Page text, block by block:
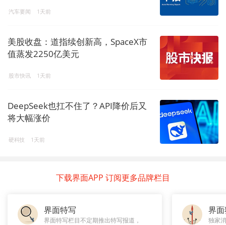
汽车要闻 1天前
美股收盘：道指续创新高，SpaceX市
值蒸发2250亿美元
股市快讯 1天前
DeepSeek也扛不住了？API降价后又
将大幅涨价
硬科技 1天前
下载界面APP 订阅更多品牌栏目
界面特写
界面特写栏目不定期推出特写报道，
界
独家